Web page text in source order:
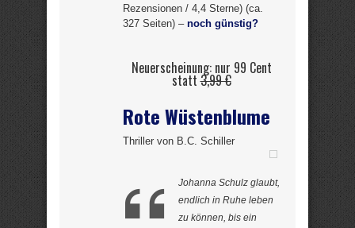
Rezensionen / 4,4 Sterne) (ca.
327 Seiten) – noch günstig?
Neuerscheinung: nur 99 Cent
statt3,99 €
Rote Wüstenblume
Thriller von B.C. Schiller
Johanna Schulz glaubt,
endlich in Ruhe leben
zu können, bis ein